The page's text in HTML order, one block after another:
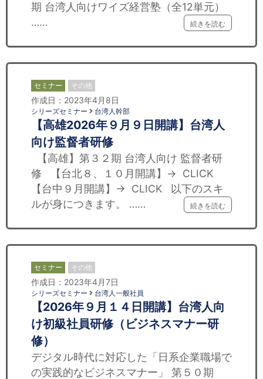
期 台湾人向けワイズ経営塾（全12単元）
……
続きを読む
セミナー その他
作成日：2023年4月8日
シリーズセミナー 台湾人幹部
【高雄2026年９月９日開講】台湾人
向け監督者研修
【高雄】第３２期 台湾人向け 監督者研
修 【台北８、１０月開講】→ CLICK
【台中９月開講】→ CLICK 以下のスキ
ルが身につきます。 ……
続きを読む
セミナー その他
作成日：2023年4月7日
シリーズセミナー 台湾人一般社員
【2026年９月１４日開講】台湾人向
け初級社員研修（ビジネスマナー研
修）
デジタル時代に対応した「日系企業職場で
の実践的なビジネスマナー」 第５０期